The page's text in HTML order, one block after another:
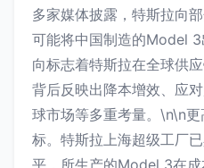
多家媒体披露，特斯拉向
可能将中国制造的Model
向标志着特斯拉在全球供
背后反映出降本增效、应
球市场等多重考量。\n\n
标。特斯拉上海超级工厂